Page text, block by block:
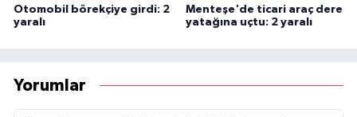
Otomobil börekçiye girdi: 2
yaralı
Menteşe'de ticari araç dere
yatağına uçtu: 2 yaralı
Yorumlar